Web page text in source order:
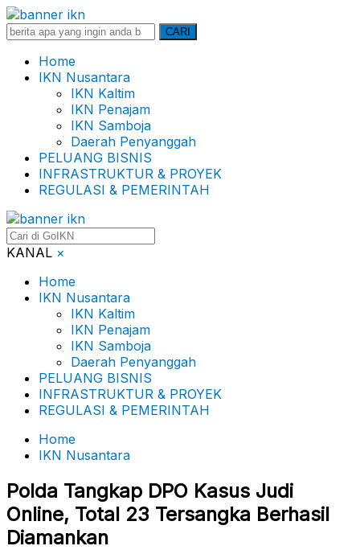
Search
CARI
Home
IKN Nusantara
IKN Kaltim
IKN Penajam
IKN Samboja
Daerah Penyanggah
PELUANG BISNIS
INFRASTRUKTUR & PROYEK
REGULASI & PEMERINTAH
KANAL ×
Home
IKN Nusantara
IKN Kaltim
IKN Penajam
IKN Samboja
Daerah Penyanggah
PELUANG BISNIS
INFRASTRUKTUR & PROYEK
REGULASI & PEMERINTAH
Home
IKN Nusantara
Polda Tangkap DPO Kasus Judi
Online, Total 23 Tersangka Berhasil
Diamankan